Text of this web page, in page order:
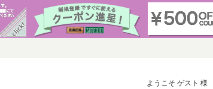
ようこそ ゲスト 様